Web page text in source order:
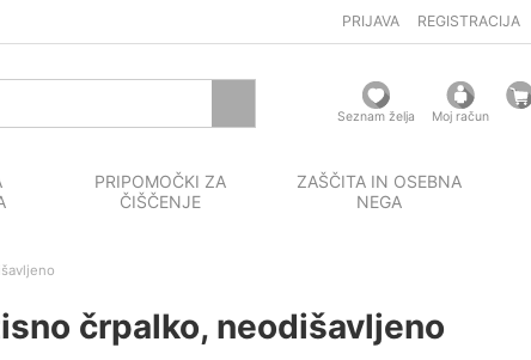
PRIJAVA REGISTRACIJA
Seznam želja Moj račun
PRIPOMOČKI ZA
ČIŠČENJE
ZAŠČITA IN OSEBNA
NEGA
črpalko, neodišavljeno